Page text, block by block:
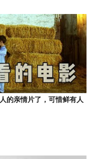
的亲情片了，可惜鲜有人